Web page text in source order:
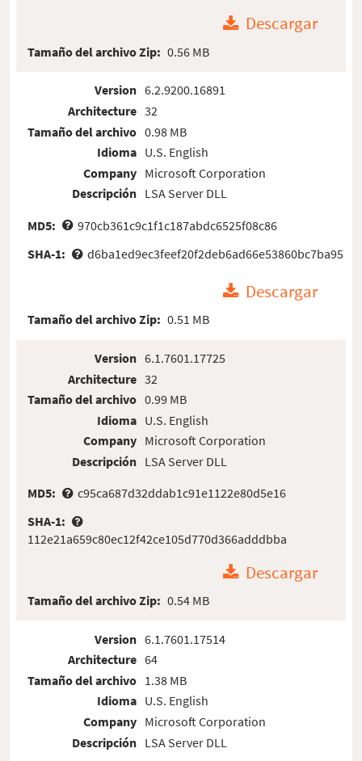
Descargar
Tamaño del archivo Zip: 0.56 MB
Version
Architecture
Tamaño del archivo
Idioma
Company
Descripción
6.2.9200.16891
32
0.98 MB
U.S. English
Microsoft Corporation
LSA Server DLL
MD5:
970cb361c9c1f1c187abdc6525f08c86
SHA-1:
d6ba1ed9ec3feef20f2deb6ad66e53860bc7ba95
Descargar
Tamaño del archivo Zip: 0.51 MB
Version
Architecture
Tamaño del archivo
Idioma
Company
Descripción
6.1.7601.17725
32
0.99 MB
U.S. English
Microsoft Corporation
LSA Server DLL
MD5:
c95ca687d32ddab1c91e1122e80d5e16
SHA-1:
112e21a659c80ec12f42ce105d770d366adddbba
Descargar
Tamaño del archivo Zip: 0.54 MB
Version
Architecture
Tamaño del archivo
Idioma
Company
Descripción
6.1.7601.17514
64
1.38 MB
U.S. English
Microsoft Corporation
LSA Server DLL